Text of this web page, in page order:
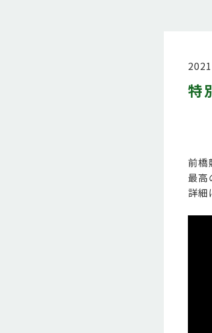
特
前橋
最高
詳細